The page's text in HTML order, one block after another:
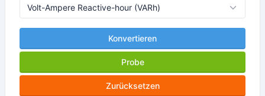
Konvertieren
Probe
Zurücksetzen